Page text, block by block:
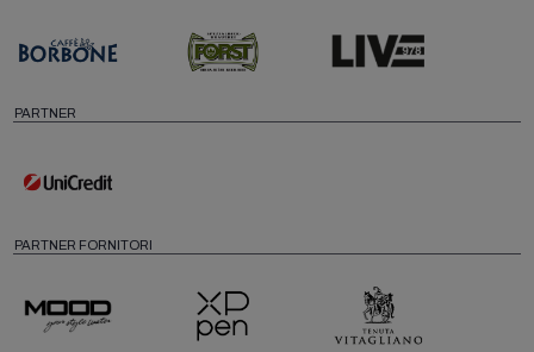
PARTNER
PARTNER FORNITORI